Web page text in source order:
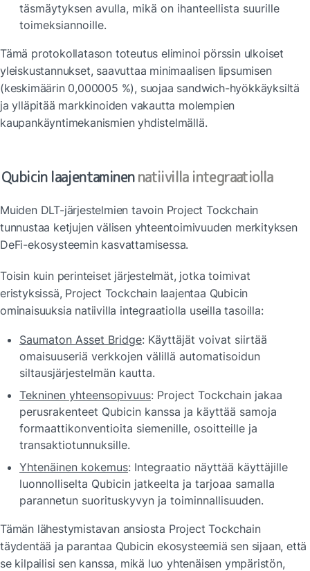
täsmäytyksen avulla, mikä on ihanteellista suurille
toimeksiannoille.
Tämä protokollatason toteutus eliminoi pörssin ulkoiset
yleiskustannukset, saavuttaa minimaalisen lipsumisen
(keskimäärin 0,000005 %), suojaa sandwich-hyökkäyksiltä
ja ylläpitää markkinoiden vakautta molempien
kaupankäyntimekanismien yhdistelmällä.
Qubicin laajentaminen natiivilla integraatiolla
Muiden DLT-järjestelmien tavoin Project Tockchain
tunnustaa ketjujen välisen yhteentoimivuuden merkityksen
DeFi-ekosysteemin kasvattamisessa.
Toisin kuin perinteiset järjestelmät, jotka toimivat
eristyksissä, Project Tockchain laajentaa Qubicin
ominaisuuksia natiivilla integraatiolla useilla tasoilla:
Saumaton Asset Bridge: Käyttäjät voivat siirtää
omaisuuseriä verkkojen välillä automatisoidun
siltausjärjestelmän kautta.
Tekninen yhteensopivuus: Project Tockchain jakaa
perusrakenteet Qubicin kanssa ja käyttää samoja
formaattikonventioita siemenille, osoitteille ja
transaktiotunnuksille.
Yhtenäinen kokemus: Integraatio näyttää käyttäjille
luonnolliselta Qubicin jatkeelta ja tarjoaa samalla
parannetun suorituskyvyn ja toiminnallisuuden.
Tämän lähestymistavan ansiosta Project Tockchain
täydentää ja parantaa Qubicin ekosysteemiä sen sijaan, että
se kilpailisi sen kanssa, mikä luo yhtenäisen ympäristön,